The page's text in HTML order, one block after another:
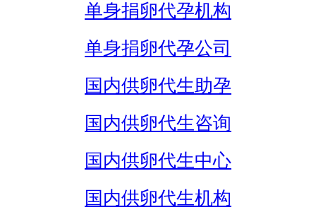
单身捐卵代孕机构
单身捐卵代孕公司
国内供卵代生助孕
国内供卵代生咨询
国内供卵代生中心
国内供卵代生机构